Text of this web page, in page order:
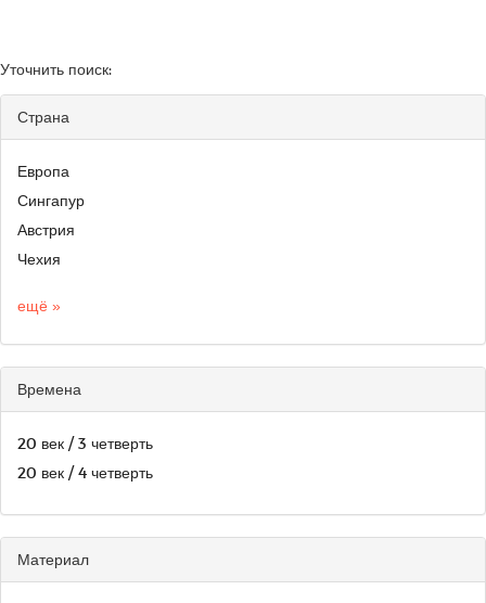
Уточнить поиск:
Страна
Европа
Сингапур
Австрия
Чехия
ещё »
Времена
20 век / 3 четверть
20 век / 4 четверть
Материал